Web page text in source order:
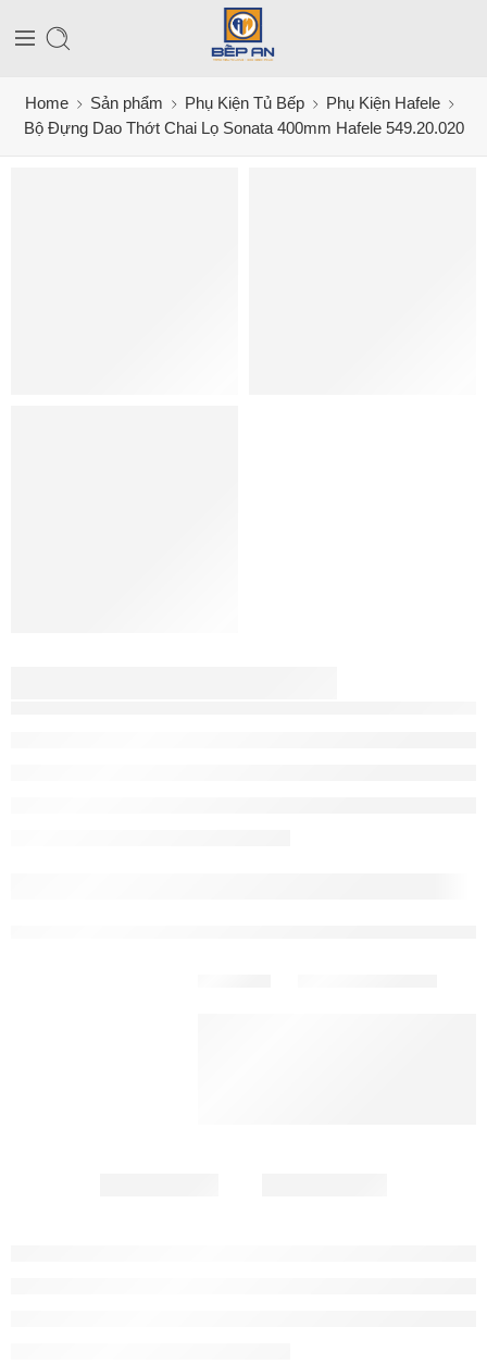
Home Sản phẩm Phụ Kiện Tủ Bếp
Phụ Kiện Hafele
Bộ Đựng Dao Thớt Chai Lọ Sonata 400mm Hafele 549.20.020